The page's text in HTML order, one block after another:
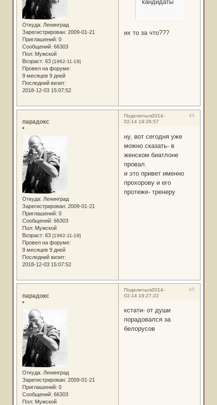
Откуда: Ленинград
Зарегистрирован: 2009-01-21
Приглашений: 0
Сообщений: 66303
Пол: Мужской
Возраст: 63 [1962-11-19]
Провел на форуме:
9 месяцев 9 дней
Последний визит:
2018-12-03 15:07:52
кандидаты
их то за что???
Поделиться 44
2014-
02-14 19:26:57
парадокс
*
Откуда: Ленинград
Зарегистрирован: 2009-01-21
Приглашений: 0
Сообщений: 66303
Пол: Мужской
Возраст: 63 [1962-11-19]
Провел на форуме:
9 месяцев 9 дней
Последний визит:
2018-12-03 15:07:52
ну, вот сегодня уже
можно сказать- в
женском биатлоне
провал.
и это привет именно
прохорову и его
протеже- тренеру
Поделиться 45
2014-
02-14 19:27:22
парадокс
*
Откуда: Ленинград
Зарегистрирован: 2009-01-21
Приглашений: 0
Сообщений: 66303
Пол: Мужской
кстати- от души
порадовался за
белорусов